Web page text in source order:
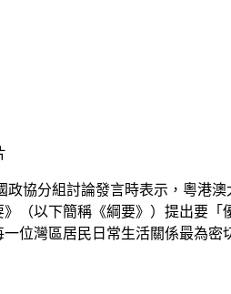
協分組討論發言時表示，粵港
（以下簡稱《綱要》）提出要
位灣區居民日常生活關係最為